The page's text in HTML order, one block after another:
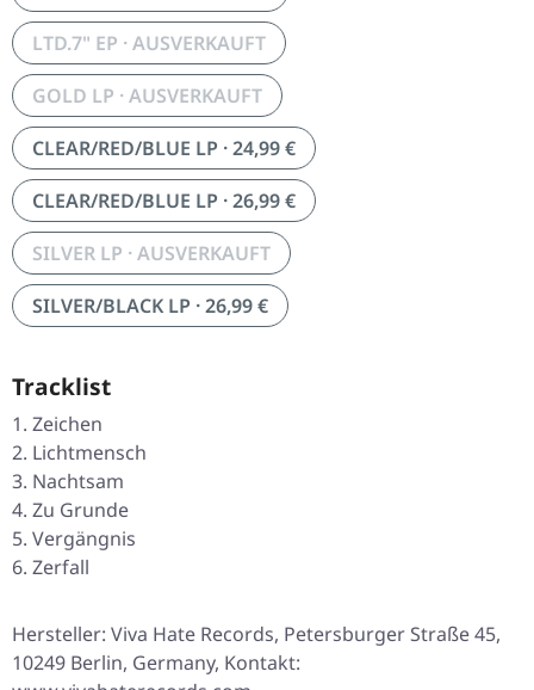
LTD.7" EP · AUSVERKAUFT
GOLD LP · AUSVERKAUFT
CLEAR/RED/BLUE LP · 24,99 €
CLEAR/RED/BLUE LP · 26,99 €
SILVER LP · AUSVERKAUFT
SILVER/BLACK LP · 26,99 €
Tracklist
Zeichen
Lichtmensch
Nachtsam
Zu Grunde
Vergängnis
Zerfall
Hersteller: Viva Hate Records, Petersburger Straße 45,
10249 Berlin, Germany, Kontakt: